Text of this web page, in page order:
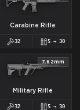
Carabine Rifle
32 5→ 30
7.62mm
Military Rifle
32 5→ 30